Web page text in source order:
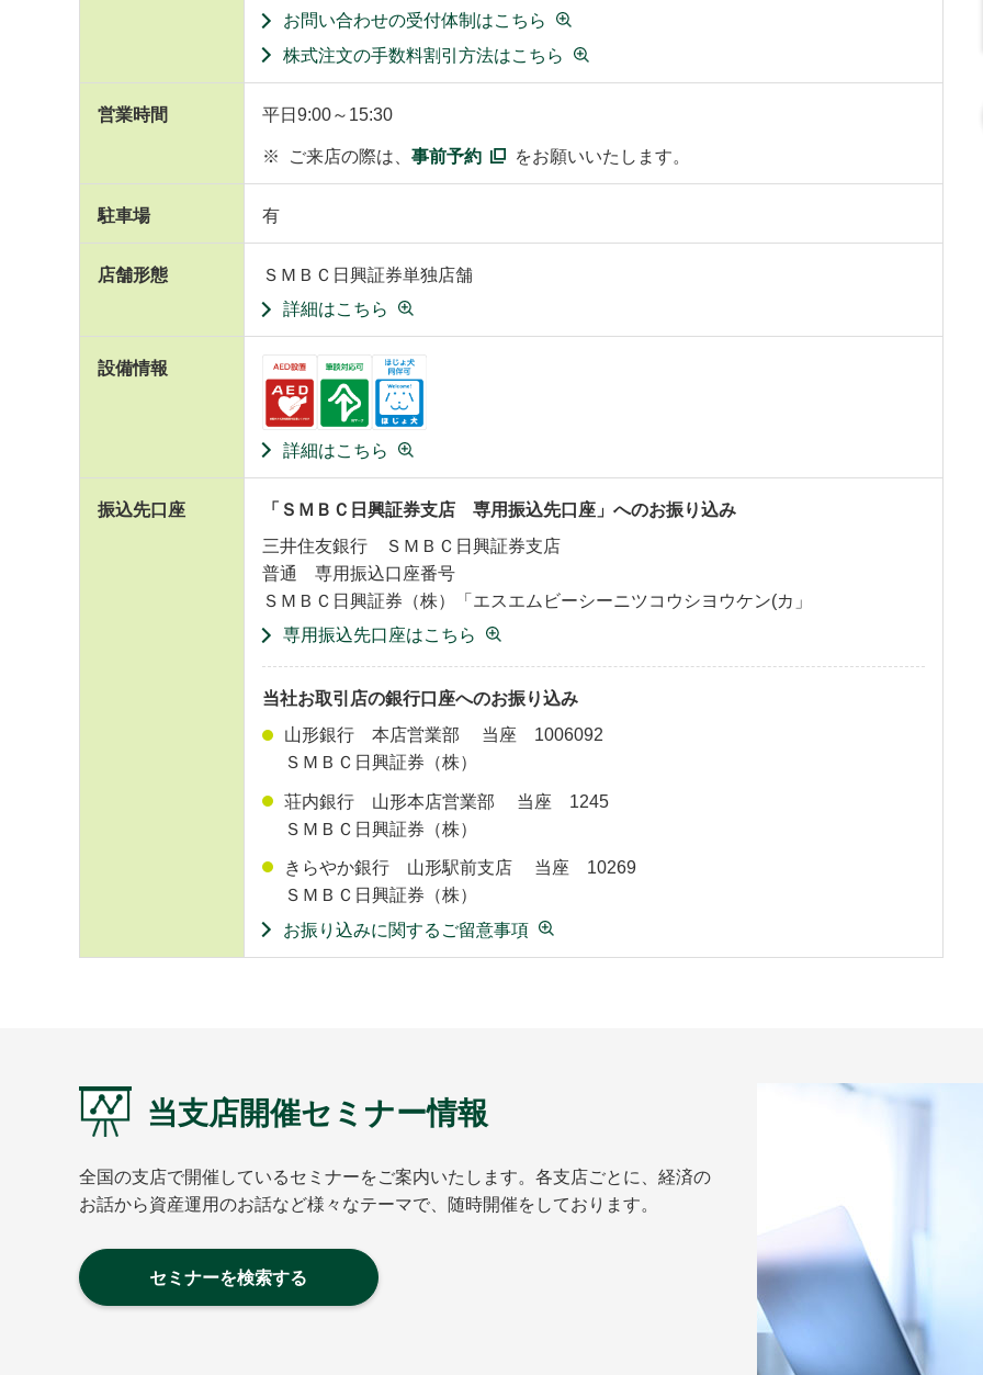
お問い合わせの受付体制はこちら
株式注文の手数料割引方法はこちら
営業時間 平日9:00～15:30
※ ご来店の際は、 事前予約 をお願いいたします。
駐車場 有
店舗形態
ＳＭＢＣ日興証券単独店舗
詳細はこちら
設備情報
詳細はこちら
振込先口座
「ＳＭＢＣ日興証券支店 専用振込先口座」へのお振り込み
三井住友銀行 ＳＭＢＣ日興証券支店
普通 専用振込口座番号
ＳＭＢＣ日興証券（株）「エスエムビーシーニツコウシヨウケン(カ」
専用振込先口座はこちら
当社お取引店の銀行口座へのお振り込み
山形銀行 本店営業部
当座 1006092
ＳＭＢＣ日興証券（株）
荘内銀行 山形本店営業部
当座 1245
ＳＭＢＣ日興証券（株）
きらやか銀行 山形駅前支店
当座 10269
ＳＭＢＣ日興証券（株）
お振り込みに関するご留意事項
当支店開催セミナー情報
全国の支店で開催しているセミナーをご案内いたします。各支店ごとに、経済の
お話から資産運用のお話など様々なテーマで、随時開催をしております。
セミナーを検索する